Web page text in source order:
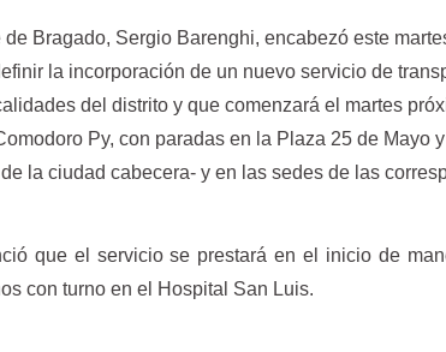
Bragado, Sergio Barenghi, encabezó este
la incorporación de un nuevo servicio de
del distrito y que comenzará el martes
Py, con paradas en la Plaza 25 de Mayo
la ciudad cabecera- y en las sedes de las
que el servicio se prestará en el inicio de
con turno en el Hospital San Luis.